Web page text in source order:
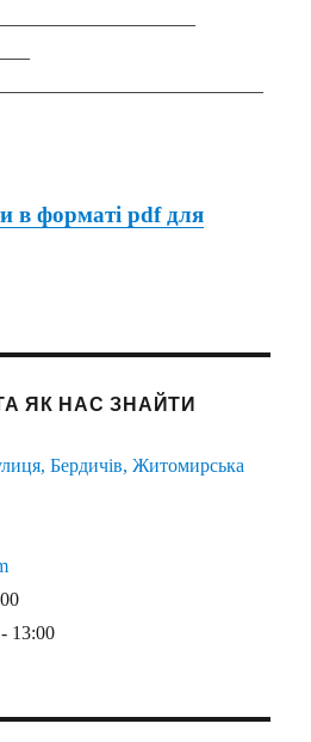
в форматі pdf для
ЯК НАС ЗНАЙТИ
Бердичів, Житомирська
13:00